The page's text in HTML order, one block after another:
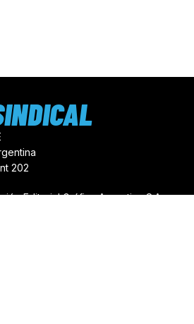
202
Editorial Gráfica Argentina S.A.